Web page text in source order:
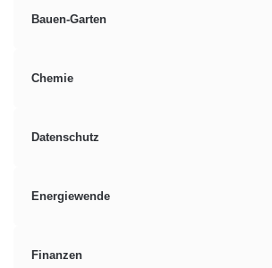
Bauen-Garten
Chemie
Datenschutz
Energiewende
Finanzen